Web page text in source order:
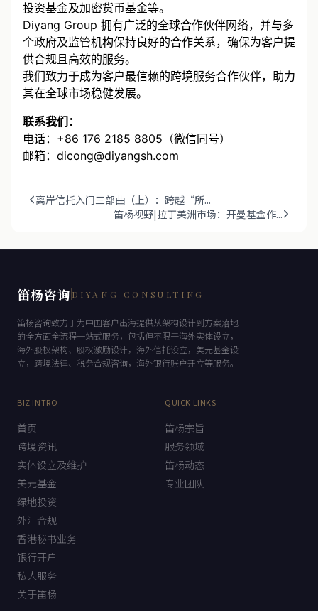
投资基金及加密货币基金等。
Diyang Group 拥有广泛的全球合作伙伴网络，并与多
个政府及监管机构保持良好的合作关系，确保为客户提
供合规且高效的服务。
我们致力于成为客户最信赖的跨境服务合作伙伴，助力
其在全球市场稳健发展。
联系我们：
电话：+86 176 2185 8805（微信同号）
邮箱：dicong@diyangsh.com
离岸信托入门三部曲（上）：跨越“所...
笛杨视野|拉丁美洲市场：开曼基金作...
笛杨咨询 DIYANG CONSULTING
笛杨咨询致力于为中国客户出海提供从架构设计到方案落地
的全方面全流程一站式服务，包括但不限于海外实体设立，
海外股权架构、股权激励设计，海外信托设立，美元基金设
立，跨境法律、税务合规咨询，海外银行账户开立等服务。
BIZ INTRO
首页
跨境资讯
实体设立及维护
美元基金
绿地投资
外汇合规
香港秘书业务
银行开户
私人服务
关于笛杨
QUICK LINKS
笛杨宗旨
服务领域
笛杨动态
专业团队